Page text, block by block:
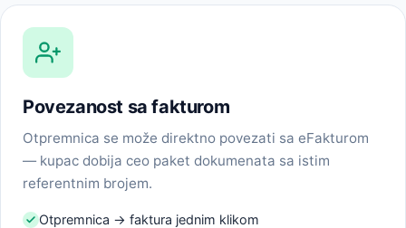
Povezanost sa fakturom
Otpremnica se može direktno povezati sa eFakturom
— kupac dobija ceo paket dokumenata sa istim
referentnim brojem.
Otpremnica → faktura jednim klikom